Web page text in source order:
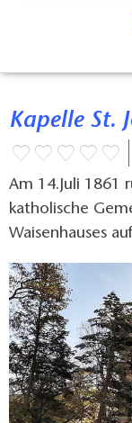
Kapelle St.
Am 14.Juli 1861
katholische
Waisenhauses